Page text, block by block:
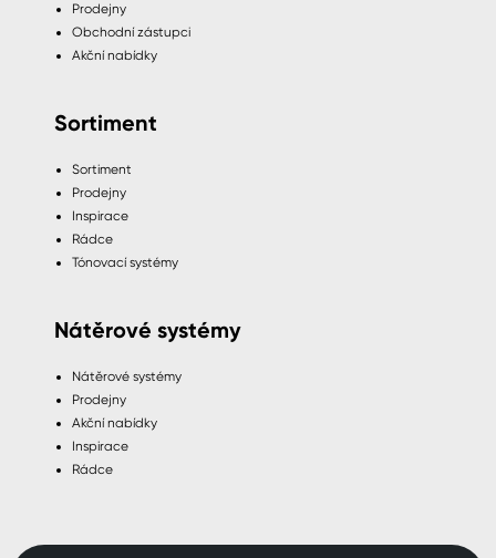
Prodejny
Obchodní zástupci
Akční nabídky
Sortiment
Sortiment
Prodejny
Inspirace
Rádce
Tónovací systémy
Nátěrové systémy
Nátěrové systémy
Prodejny
Akční nabídky
Inspirace
Rádce